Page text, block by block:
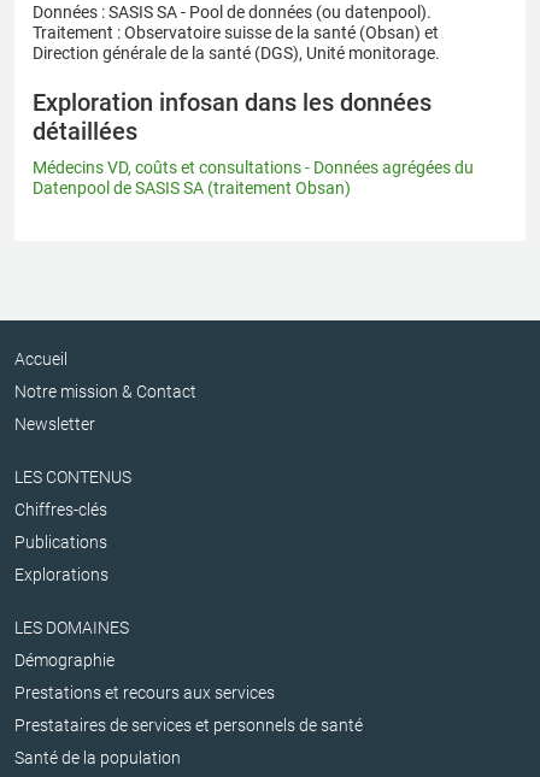
Données : SASIS SA - Pool de données (ou datenpool).
Traitement : Observatoire suisse de la santé (Obsan) et
Direction générale de la santé (DGS), Unité monitorage.
Exploration infosan dans les données
détaillées
Médecins VD, coûts et consultations - Données agrégées du
Datenpool de SASIS SA (traitement Obsan)
Accueil
Notre mission & Contact
Newsletter
LES CONTENUS
Chiffres-clés
Publications
Explorations
LES DOMAINES
Démographie
Prestations et recours aux services
Prestataires de services et personnels de santé
Santé de la population